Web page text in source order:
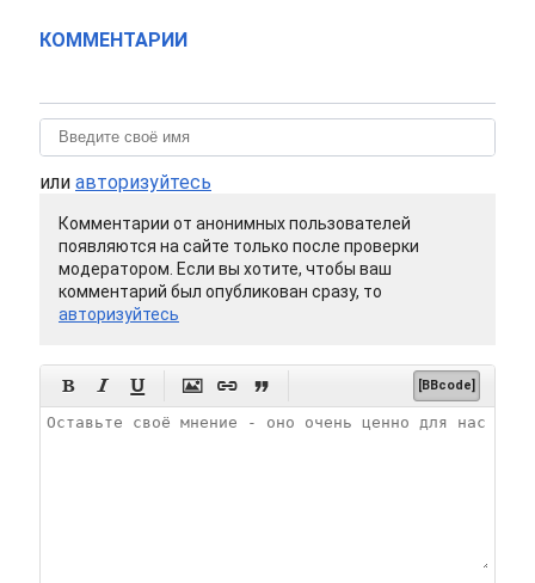
КОММЕНТАРИИ
или авторизуйтесь
Комментарии от анонимных пользователей
появляются на сайте только после проверки
модератором. Если вы хотите, чтобы ваш
комментарий был опубликован сразу, то
авторизуйтесь
      [BBcode]